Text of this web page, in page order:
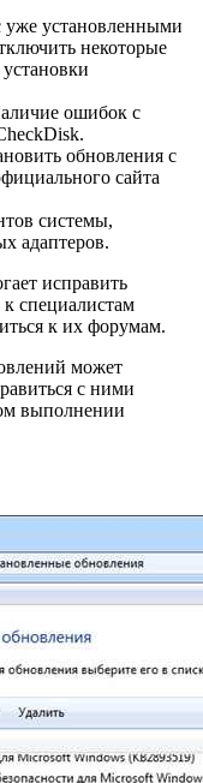
уже установленными
некоторые
ошибок с
обновления с
сайта
системы,
адаптеров.
исправить
специалистам
к их форумам.
может
с ними
выполнении